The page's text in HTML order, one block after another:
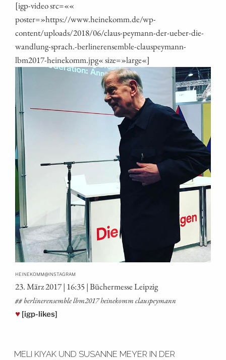
[igp-video src=««
poster=»https://www.heinekomm.de/wp-
content/uploads/2018/06/claus-peymann-der-ueber-die-
wandlung-sprach.-berlinerensemble-clauspeymann-
lbm2017-heinekomm.jpg« size=»large«]
HEINEKOMM@INSTAGRAM
23. März 2017 | 16:35 | Bücher­mes­se Leipzig
## ber­li­ner­en­sem­ble lbm2017 hei­ne­komm clauspeymann
♥ [igp-likes]
MELI KIYAK UND SUSANNE MEYER IN DER